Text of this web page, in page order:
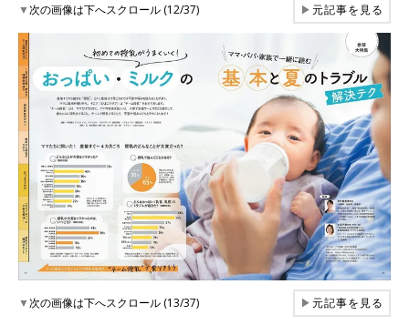
▼次の画像は下へスクロール (12/37) ▶元記事を見る
▼次の画像は下へスクロール (13/37) ▶元記事を見る